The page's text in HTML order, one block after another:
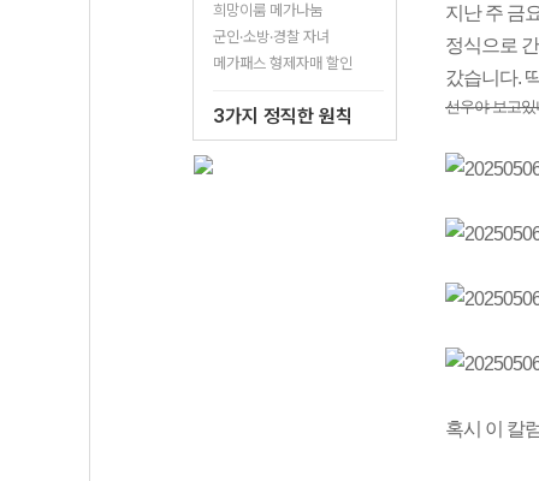
희망이룸 메가나눔
군인·소방·경찰 자녀
메가패스 형제자매 할인
3가지 정직한 원칙
지난 주 금
정식으로
갔습니다.
선우야 보고
혹시 이 칼